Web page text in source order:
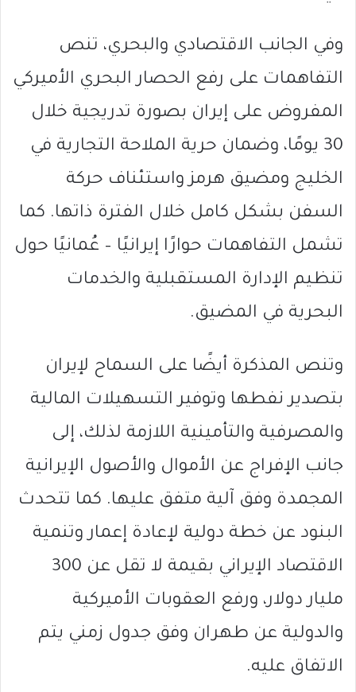
وفي الجانب الاقتصادي والبحري، تنص
التفاهمات على رفع الحصار البحري الأميركي
المفروض على إيران بصورة تدريجية خلال
30 يومًا، وضمان حرية الملاحة التجارية في
الخليج ومضيق هرمز واستئناف حركة
السفن بشكل كامل خلال الفترة ذاتها. كما
تشمل التفاهمات حوارًا إيرانيًا – عُمانيًا حول
تنظيم الإدارة المستقبلية والخدمات
البحرية في المضيق.
وتنص المذكرة أيضًا على السماح لإيران
بتصدير نفطها وتوفير التسهيلات المالية
والمصرفية والتأمينية اللازمة لذلك، إلى
جانب الإفراج عن الأموال والأصول الإيرانية
المجمدة وفق آلية متفق عليها. كما تتحدث
البنود عن خطة دولية لإعادة إعمار وتنمية
الاقتصاد الإيراني بقيمة لا تقل عن 300
مليار دولار، ورفع العقوبات الأميركية
والدولية عن طهران وفق جدول زمني يتم
الاتفاق عليه.